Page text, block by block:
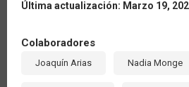
Última actualización: Marzo 19,
Colaboradores
Joaquín Arias Nadia Monge